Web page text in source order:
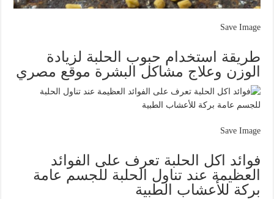
Save Image
طريقة استخدام حبوب الحلبة لزيادة
الوزن وعلاج مشاكل البشرة موقع مصري
Save Image
فوائد اكل الحلبة تعرف على الفوائد
العظيمة عند تناول الحلبة للجسم عامة
بركة للأعشاب الطبية